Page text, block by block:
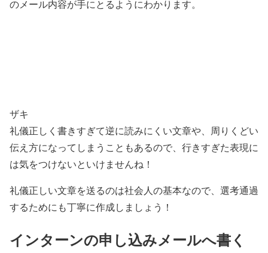
のメール内容が手にとるようにわかります。
ザキ
礼儀正しく書きすぎて逆に読みにくい文章や、周りくどい
伝え方になってしまうこともあるので、行きすぎた表現に
は気をつけないといけませんね！
礼儀正しい文章を送るのは社会人の基本なので、選考通過
するためにも丁寧に作成しましょう！
インターンの申し込みメールへ書く